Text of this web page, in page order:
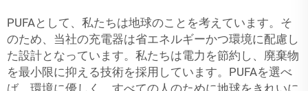
PUFAとして、私たちは地球のことを考えています。そ
のため、当社の充電器は省エネルギーかつ環境に配慮し
た設計となっています。私たちは電力を節約し、廃棄物
を最小限に抑える技術を採用しています。PUFAを選べ
ば、環境に優しく、すべての人のために地球をきれいに